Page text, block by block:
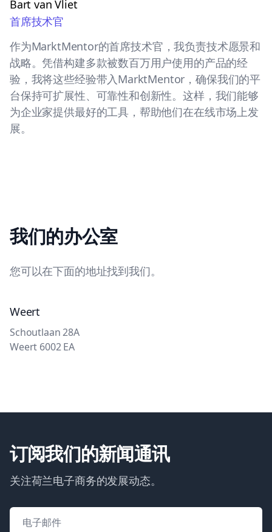
Bart van Vliet
首席技术官
作为MarktMentor的首席技术官，我负责技术愿景和
战略。凭借构建多款被数百万用户使用的产品的经
验，我将这些经验带入MarktMentor，确保我们的平
台保持可扩展性、可靠性和创新性。这样，我们能够
为企业家提供最好的工具，帮助他们在在线市场上发
展。
我们的办公室
您可以在下面的地址找到我们。
Weert
Schoutlaan 28A
Weert 6002 EA
订阅我们的新闻通讯
关注荷兰电子商务的发展动态。
电子邮件地址